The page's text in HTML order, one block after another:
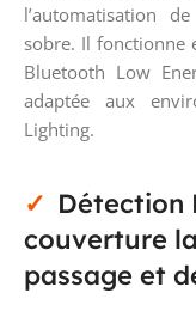
l’automatisation
sobre. Il fonctionne
Bluetooth Low
adaptée aux
Lighting.
Détection
couverture
passage et